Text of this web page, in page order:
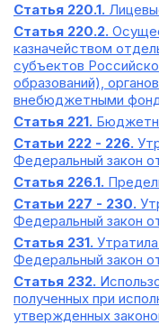
Статья 220.1.
Статья 220.2.
казначейством
субъектов
образований),
внебюджетными
Статья 221.
Статьи 222 - 226.
Федеральный закон
Статья 226.1.
Статьи 227 - 230.
Федеральный закон
Статья 231.
Федеральный закон
Статья 232.
полученных при
утвержденных